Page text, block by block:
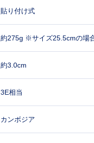
貼り付け式
約275g ※サイズ25.5cmの場
約3.0cm
3E相当
カンボジア